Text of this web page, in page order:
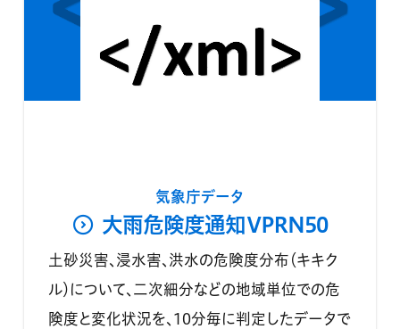
気象庁データ
大雨危険度通知VPRN50
土砂災害、浸水害、洪水の危険度分布（キキク
ル）について、二次細分などの地域単位での危
険度と変化状況を、10分毎に判定したデータで